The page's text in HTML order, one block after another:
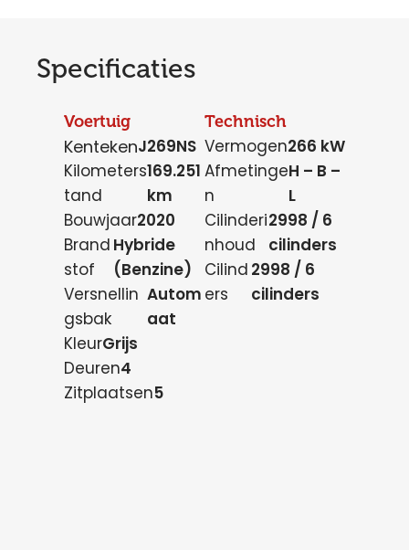
Specificaties
Voertuig
KentekenJ269NS
Kilometers
tand
169.251
km
Bouwjaar2020
Brand
stof
Hybride
(Benzine)
Versnellin
gsbak
Autom
aat
KleurGrijs
Deuren4
Zitplaatsen5
Technisch
Vermogen266 kW
Afmetinge
n
H – B –
L
Cilinderi
nhoud
2998 / 6
cilinders
Cilind
ers
2998 / 6
cilinders